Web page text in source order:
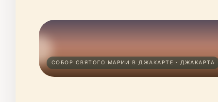
СОБОР СВЯТОГО МАРИИ В ДЖАКАРТЕ · ДЖАКАРТА